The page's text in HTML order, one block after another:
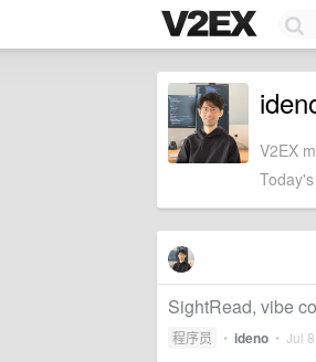
V2EX
SightRead, vibe
程序员 • ideno • Jul 8